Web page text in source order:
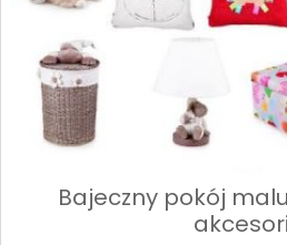
Bajeczny pokój